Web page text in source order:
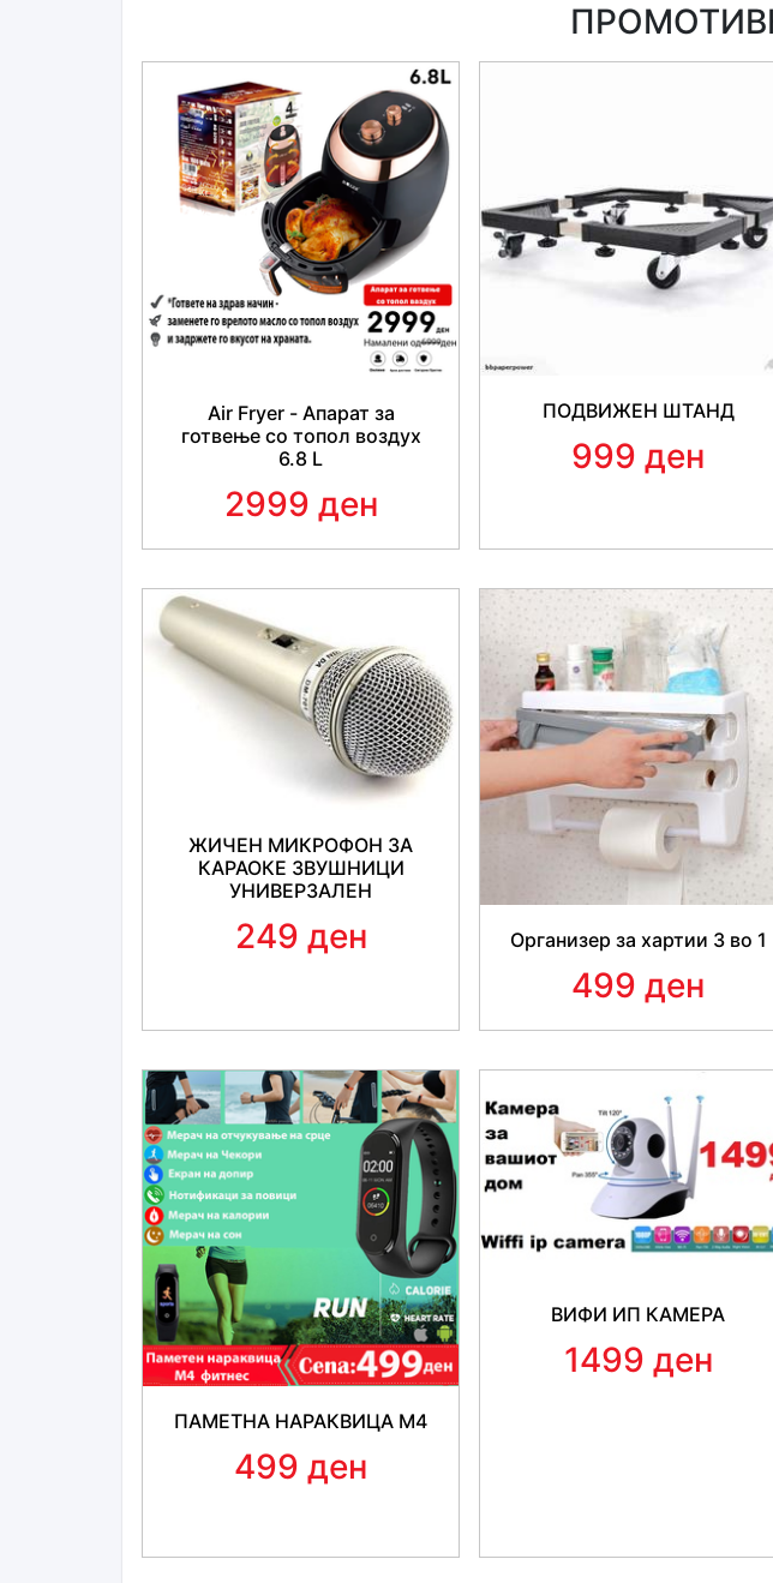
Air Fryer - Апарат за
готвење со топол вoздух
6.8 L
2999 ден
ПОДВИЖЕН ШТАНД
999 ден
ЖИЧЕН МИКРОФОН ЗА
КАРАОКЕ ЗВУШНИЦИ
УНИВЕРЗАЛЕН
249 ден Организер за хартии 3 во 1
499 ден
ПАМЕТНА НАРАКВИЦА М4
499 ден
ВИФИ ИП КАМЕРА
1499 ден